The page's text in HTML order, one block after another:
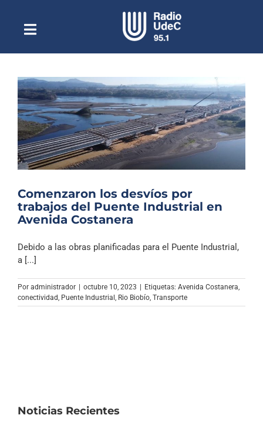
contenidoToggle
NavigationEscuchar Radio UdeC en vivo
Quiénes Somos
Programación
Podcast
Noticias
Columnas
Música Clásica
Especiales
Comenzaron los desvíos por
trabajos del Puente Industrial en
Avenida Costanera
Debido a las obras planificadas para el Puente Industrial,
a [...]
Por administrador | octubre 10, 2023 | Etiquetas: Avenida Costanera
conectividad Puente Industrial Rio Biobío Transporte
Noticias Recientes